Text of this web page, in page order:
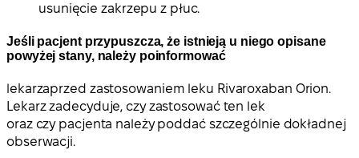
usunięcie zakrzepu z płuc.
Jeśli pacjent przypuszcza, że istnieją u niego opisane
powyżej stany, należy poinformować
lekarzaprzed zastosowaniem leku Rivaroxaban Orion.
Lekarz zadecyduje, czy zastosować ten lek
oraz czy pacjenta należy poddać szczególnie dokładnej
obserwacji.